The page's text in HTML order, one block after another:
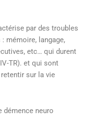
par des troubles
mémoire, langage,
etc… qui durent
TR). et qui sont
sur la vie
démence neuro